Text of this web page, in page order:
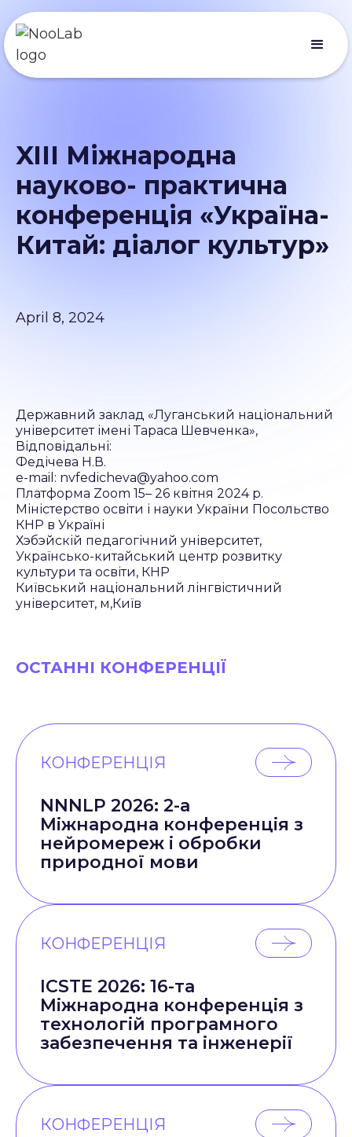
XIII Міжнародна
науково- практична
конференція «Україна-
Китай: діалог культур»
April 8, 2024
Державний заклад «Луганський національний
університет імені Тараса Шевченка»,
Відповідальні:
Федічева Н.В.
e-mail: nvfedicheva@yahoo.com
Платформа Zoom 15– 26 квітня 2024 р.
Міністерство освіти і науки України Посольство
КНР в Україні
Хэбэйскій педагогічний університет,
Українсько-китайський центр розвитку
культури та освіти, КНР
Київський національний лінгвістичний
університет, м,Київ
ОСТАННІ КОНФЕРЕНЦІЇ
КОНФЕРЕНЦІЯ
NNNLP 2026: 2-а
Міжнародна конференція з
нейромереж і обробки
природної мови
КОНФЕРЕНЦІЯ
ICSTE 2026: 16-та
Міжнародна конференція з
технологій програмного
забезпечення та інженерії
КОНФЕРЕНЦІЯ